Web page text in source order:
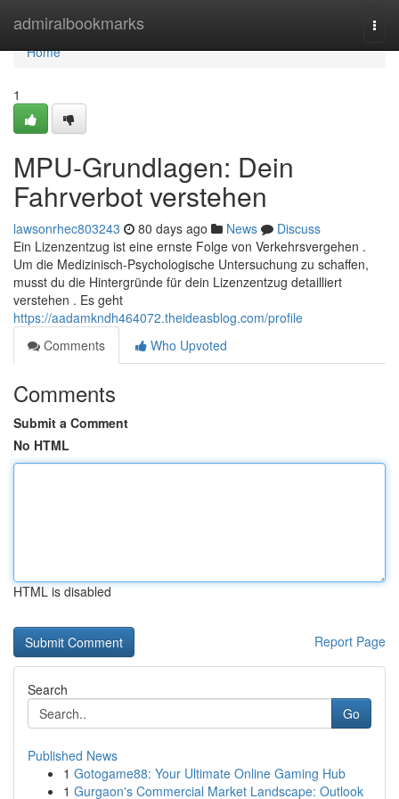
admiralbookmarks
Home
Home
1
MPU-Grundlagen: Dein
Fahrverbot verstehen
lawsonrhec803243 80 days ago News
Discuss
Ein Lizenzentzug ist eine ernste Folge von Verkehrsvergehen .
Um die Medizinisch-Psychologische Untersuchung zu schaffen,
musst du die Hintergründe für dein Lizenzentzug detailliert
verstehen . Es geht
https://aadamkndh464072.theideasblog.com/profile
Comments
Who Upvoted
Comments
Submit a Comment
No HTML
HTML is disabled
Report Page
Search
Go
Published News
1 Gotogame88: Your Ultimate Online Gaming Hub
1 Gurgaon's Commercial Market Landscape: Outlook